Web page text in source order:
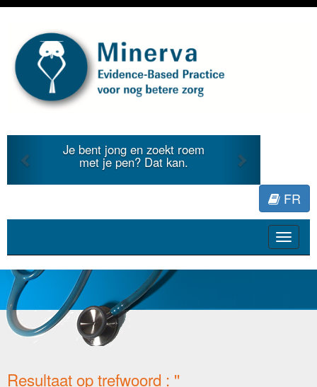
Je bent jong en zoekt roem
met je pen? Dat kan.
Previous
FR
Toggle
Resultaat op trefwoord : ''